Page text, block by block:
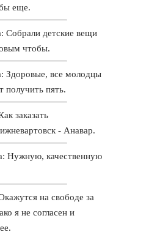
еще.
Собрали детские вещи
чтобы.
Здоровые, все молодцы
получить пять.
заказать
- Анавар.
Нужную, качественную
на свободе за
я не согласен и